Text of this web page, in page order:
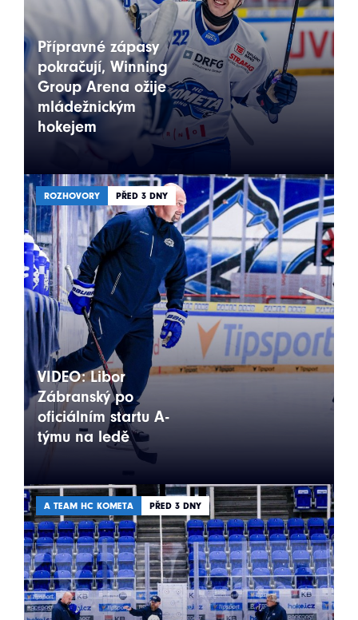
Přípravné zápasy
pokračují, Winning
Group Arena ožije
mládežnickým
hokejem
ROZHOVORY PŘED 3 DNY
VIDEO: Libor
Zábranský po
oficiálním startu A-
týmu na ledě
A TEAM HC KOMETA PŘED 3 DNY